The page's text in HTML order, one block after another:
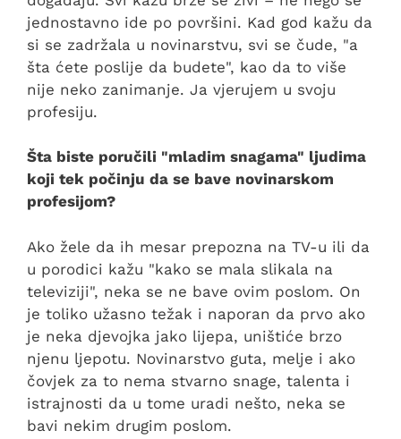
jednostavno ide po površini. Kad god kažu da
si se zadržala u novinarstvu, svi se čude, "a
šta ćete poslije da budete", kao da to više
nije neko zanimanje. Ja vjerujem u svoju
profesiju.
Šta biste poručili "mladim snagama" ljudima
koji tek počinju da se bave novinarskom
profesijom?
Ako žele da ih mesar prepozna na TV-u ili da
u porodici kažu "kako se mala slikala na
televiziji", neka se ne bave ovim poslom. On
je toliko užasno težak i naporan da prvo ako
je neka djevojka jako lijepa, uništiće brzo
njenu ljepotu. Novinarstvo guta, melje i ako
čovjek za to nema stvarno snage, talenta i
istrajnosti da u tome uradi nešto, neka se
bavi nekim drugim poslom.